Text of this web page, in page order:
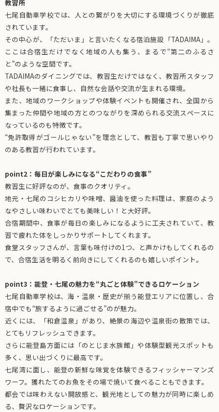
教習所
七尾自動車学校では、人との繋がりを大切にする環境づくりが徹底
されています。
その中心が、「ただいま」と言いたくなる宿泊施設「TADAIMA」。
ここは合宿生だけでなく地域の人も集う、まるで“第二のふるさ
と”のような空間です。
TADAIMAのダイニングでは、教習生だけではなく、教習所スタッフ
や社長も一緒に食事し、自然な会話や交流が生まれる環境。
また、地域のワークショップや体験イベントも開催され、全国から
集まった仲間や地域の方とのつながりを深められる交流スペースに
なっているのも特徴です。
“免許取得がゴールじゃない”を理念として、教習も丁寧で思いやり
のある教習が行われています。
point2：毎日が楽しみになる“こだわりの食事”
教習生に好評なのが、食事のクオリティ。
地元・七尾のコシヒカリや味噌、醤油を使った料理は、家庭のよう
なやさしい味わいでとても美味しい！と大好評。
合宿期間中、食事が毎日の楽しみになるように工夫されていて、教
習で疲れた体をしっかりサポートしてくれます。
食堂スタッフさんが、言葉も味付けの1つ、と声かけもしてくれるの
で、合宿生活を明るく前向きにしてくれるのも嬉しいポイント。
point3：能登・七尾の魅力を“丸ごと体験”できるロケーション
七尾自動車学校は、海・温泉・歴史が揃う能登エリアに位置し、合
宿中でも“旅するように過ごせる”のが魅力。
近くには、「和倉温泉」があり、絶景の海辺や温泉街の散策では、
とてもリフレッシュできます。
さらに能登島方面には「のとじま水族館」や体験型観光スポットも
多く、思い出づくりに最高です。
七尾湾に面し、能登の新鮮な味覚を体験できるフィッシャーマンズ
ワーフ。獲れたてのお魚をその場で焼いて食べることもできます。
都会では味わえない開放感と、観光地としての魅力が同時に楽しめ
る、贅沢なロケーションです。